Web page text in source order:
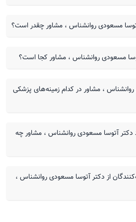
مسعودی روانشناس ، مشاور چقدر است؟
مسعودی روانشناس ، مشاور کجا است؟
، مشاور در کدام زمینه‌های پزشکی
دکتر آتوسا مسعودی روانشناس ، مشاور چه
از دکتر آتوسا مسعودی روانشناس ،